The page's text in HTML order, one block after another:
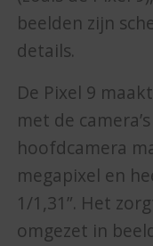
beelden zijn
details.
De Pixel 9
met de
hoofdcamera
megapixel en
1/1,31”. Het
omgezet in